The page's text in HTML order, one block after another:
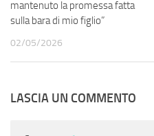
mantenuto la promessa fatta
sulla bara di mio figlio”
02/05/2026
LASCIA UN COMMENTO